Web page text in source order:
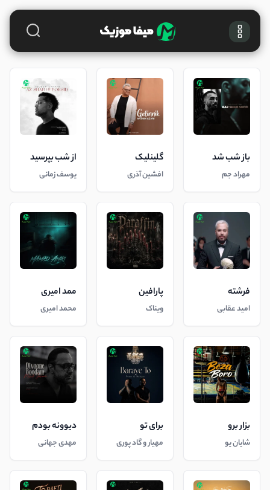
باز شب شد
مهراد جم
گلینلیک
افشین آذری
از شب بپرسید
یوسف زمانی
فرشته
امید عقابی
پارافین
ویناک
ممد امیری
محمد امیری
بزار برو
شایان یو
برای تو
مهیار و گاد پوری
دیوونه بودم
مهدی جهانی